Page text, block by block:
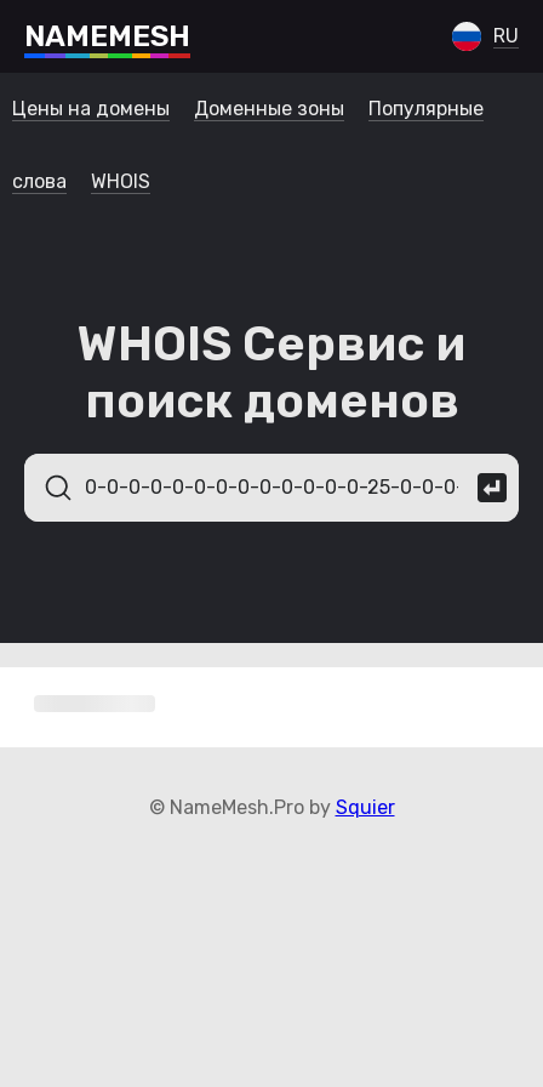
NAMEMESH RU
Цены на домены Доменные зоны Популярные
слова WHOIS
WHOIS Сервис и
поиск доменов
© NameMesh.Pro by Squier